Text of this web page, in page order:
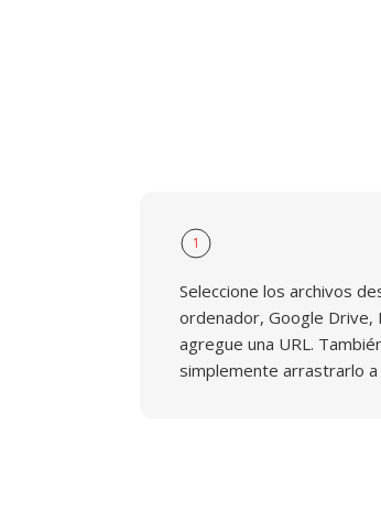
1
Seleccione los archivos
ordenador, Google Drive,
agregue una URL.
simplemente arrastrarlo a